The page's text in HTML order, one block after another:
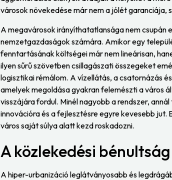
városok növekedése már nem a jólét
A megavárosok irányíthatatlansága nem
nemzetgazdaságok számára. Amikor egy
fenntartásának költségei már nem lineárisan,
ilyen sűrű szövetben csillagászati összegeket
logisztikai rémálom. A vízellátás, a csatornázás
amelyek megoldása gyakran felemészti a város
visszájára fordul. Minél nagyobb a rendszer,
innovációra és a fejlesztésre egyre kevesebb
város saját súlya alatt kezd roskadozni.
A közlekedési
A hiper-urbanizáció leglátványosabb és